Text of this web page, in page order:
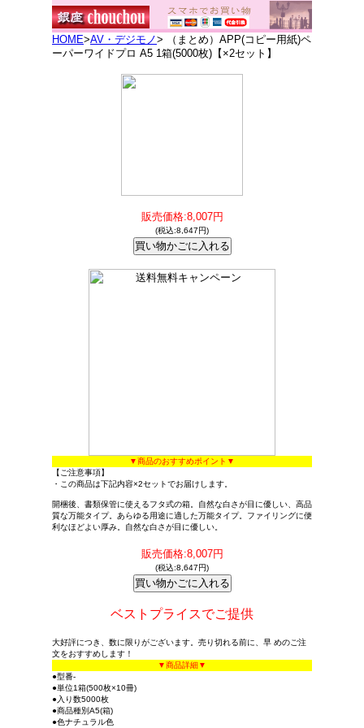
HOME>AV・デジモノ> （まとめ）APP(コピー用紙)ペ
ーパーワイドプロ A5 1箱(5000枚)【×2セット】
販売価格:8,007円
(税込:8,647円)
▼商品のおすすめポイント▼
【ご注意事項】
・この商品は下記内容×2セットでお届けします。
開梱後、書類保管に使えるフタ式の箱。自然な白さが目に優しい、高品
質な万能タイプ。あらゆる用途に適した万能タイプ。ファイリングに便
利なほどよい厚み。自然な白さが目に優しい。
販売価格:8,007円
(税込:8,647円)
ベストプライスでご提供
大好評につき、数に限りがございます。売り切れる前に、早 めのご注
文をおすすめします！
▼商品詳細▼
●型番-
●単位1箱(500枚×10冊)
●入り数5000枚
●商品種別A5(箱)
●色ナチュラル色